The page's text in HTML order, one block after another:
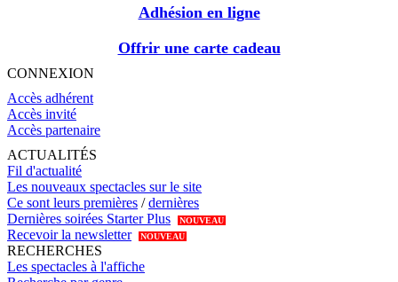
Adhésion en ligne
Offrir une carte cadeau
CONNEXION
Accès adhérent
Accès invité
Accès partenaire
ACTUALITÉS
Fil d'actualité
Les nouveaux spectacles sur le site
Ce sont leurs premières /dernières
Dernières soirées Starter Plus
NOUVEAU
Recevoir la newsletter NOUVEAU
RECHERCHES
Les spectacles à l'affiche